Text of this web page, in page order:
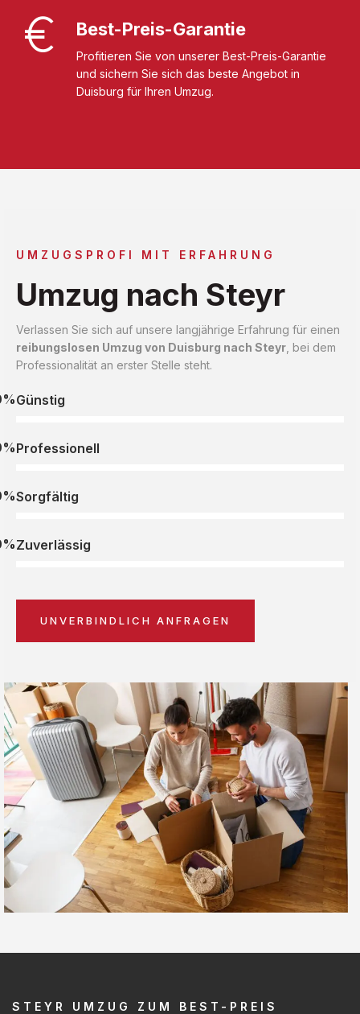
Best-Preis-Garantie
Profitieren Sie von unserer Best-Preis-Garantie
und sichern Sie sich das beste Angebot in
Duisburg für Ihren Umzug.
UMZUGSPROFI MIT ERFAHRUNG
Umzug nach Steyr
Verlassen Sie sich auf unsere langjährige Erfahrung für einen
reibungslosen Umzug von Duisburg nach Steyr , bei dem
Professionalität an erster Stelle steht.
Günstig
Professionell
Sorgfältig
Zuverlässig
UNVERBINDLICH ANFRAGEN
STEYR UMZUG ZUM BEST-PREIS